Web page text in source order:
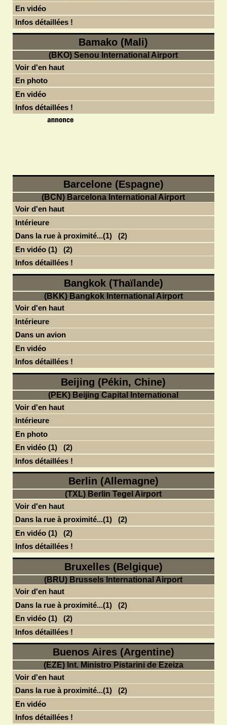
En vidéo
Infos détaillées !
Bamako (Mali)
(BKO) Senou International Airport
Voir d'en haut
En photo
En vidéo
Infos détaillées !
Barcelone (Espagne)
(BCN) Barcelona International Airport
Voir d'en haut
Intérieure
Dans la rue à proximité...(1)
(2)
En vidéo (1)(2)
Infos détaillées !
Bangkok (Thaïlande)
(BKK) Bangkok International Airport
Voir d'en haut
Intérieure
Dans un avion
En vidéo
Infos détaillées !
Beijing (Pékin, Chine)
(PEK) Beijing Capital International
Voir d'en haut
Intérieure
En photo
En vidéo (1)
(2)
Infos détaillées !
Berlin (Allemagne)
(TXL) Berlin Tegel Airport
Voir d'en haut
Dans la rue à proximité...(1)(2)
En vidéo (1)(2)
Infos détaillées !
Bruxelles (Belgique)
(BRU) Brussels International Airport
Voir d'en haut
Dans la rue à proximité...(1)(2)
En vidéo (1)(2)
Infos détaillées !
Buenos Aires (Argentine)
(EZE) Int. Ministro Pistarini de Ezeiza
Voir d'en haut
Dans la rue à proximité...(1)
(2)
En vidéo
Infos détaillées !